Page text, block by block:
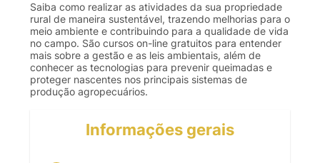
Saiba como realizar as atividades da sua propriedade
rural de maneira sustentável, trazendo melhorias para o
meio ambiente e contribuindo para a qualidade de vida
no campo. São cursos on-line gratuitos para entender
mais sobre a gestão e as leis ambientais, além de
conhecer as tecnologias para prevenir queimadas e
proteger nascentes nos principais sistemas de
produção agropecuários.
Informações gerais